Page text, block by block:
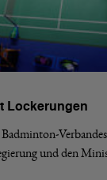
Lockerungen
und den